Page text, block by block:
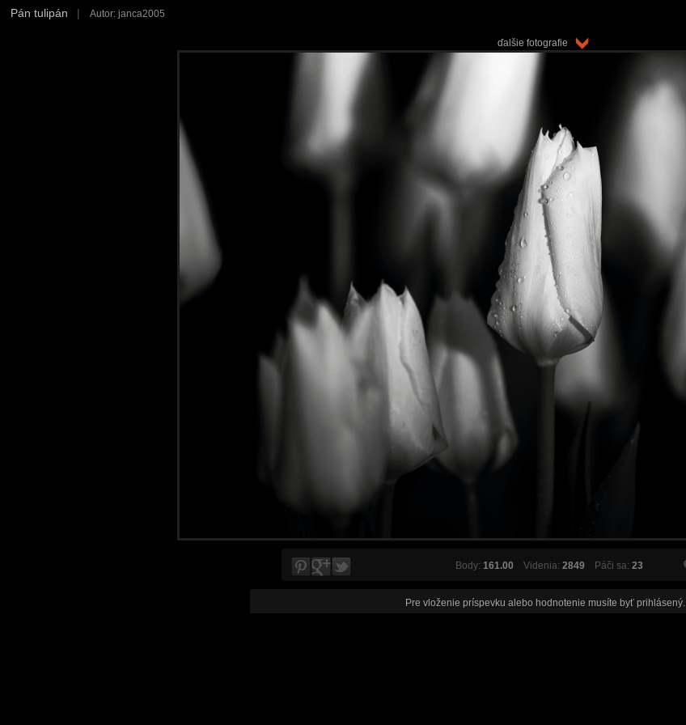
Pán tulipán | Autor: janca2005
ďalšie fotografie
Body: 161.00 Videnia: 2849 Páči sa: 23
Pre vloženie príspevku alebo hodnotenie musíte byť prihlásený.